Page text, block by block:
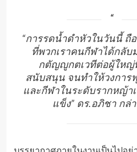
“การรดน้ำดำหัวในวันนี้ ถื
ที่พวกเราคนกีฬาได้กลับ
กตัญญูกตเวทีต่อผู้ใหญ่
สนับสนุน จนทำให้วงการ
และกีฬาในระดับรากหญ้า
แข็ง” ดร.อภิชา กล่